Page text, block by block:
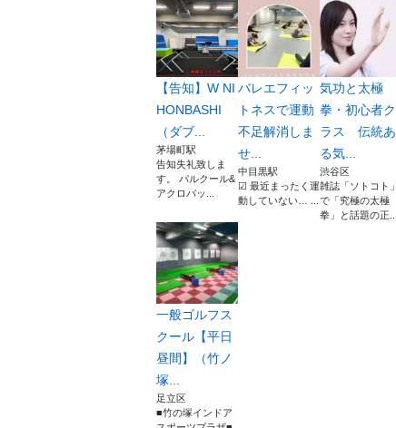
【告知】W NI
HONBASHI
（ダブ...
茅場町駅
告知失礼致しま
す。 パルクール&
アクロバッ...
バレエフィッ
トネスで運動
不足解消しま
せ...
中目黒駅
☑︎ 最近まったく運
動していない… ︎︎︎...
気功と太極
拳・初心者ク
ラス 伝統あ
る気...
渋谷区
雑誌「ソトコト」
で「究極の太極
拳」と話題の正...
一般ゴルフス
クール【平日
昼間】（竹ノ
塚...
足立区
■竹の塚インドア